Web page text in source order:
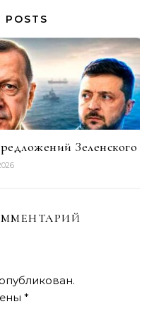
POSTS
Зеленского
*